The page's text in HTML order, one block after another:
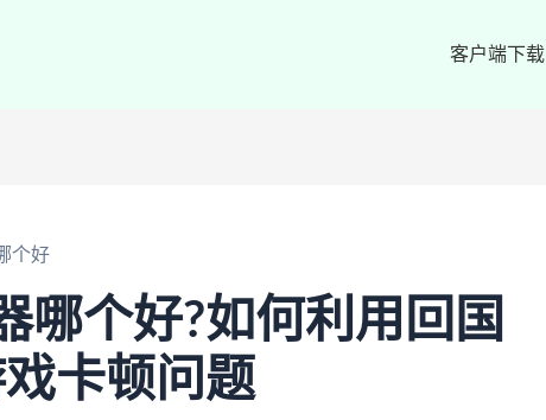
客户端下载
个好
哪个好?如何利用回国
卡顿问题